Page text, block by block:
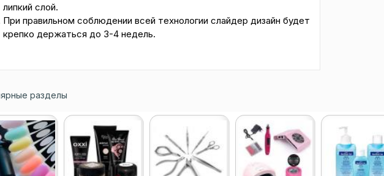
липкий слой.
При правильном соблюдении всей технологии слайдер дизайн будет
крепко держаться до 3-4 недель.
разделы